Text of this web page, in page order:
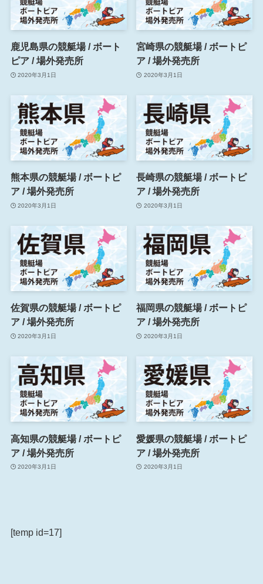
鹿児島県の競艇場 / ボート
ピア / 場外発売所
2020年3月1日
宮崎県の競艇場 / ボートピ
ア / 場外発売所
2020年3月1日
熊本県の競艇場 / ボートピ
ア / 場外発売所
2020年3月1日
長崎県の競艇場 / ボートピ
ア / 場外発売所
2020年3月1日
佐賀県の競艇場 / ボートピ
ア / 場外発売所
2020年3月1日
福岡県の競艇場 / ボートピ
ア / 場外発売所
2020年3月1日
高知県の競艇場 / ボートピ
ア / 場外発売所
2020年3月1日
愛媛県の競艇場 / ボートピ
ア / 場外発売所
2020年3月1日
[temp id=17]